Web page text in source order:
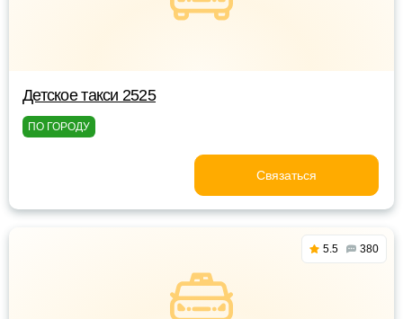
Детское такси 2525
ПО ГОРОДУ
Связаться
5.5 380